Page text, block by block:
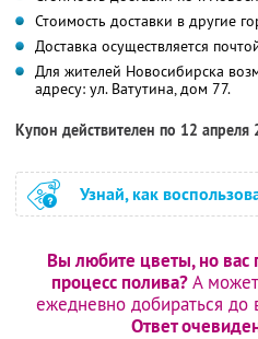
Стоимость доставки в другие
Доставка осуществляется
Для жителей Новосибирска
адресу: ул. Ватутина, дом 77.
Купон действителен по 12 апреля
Узнай, как
Вы любите цветы, но вас
процесс полива?А
ежедневно добираться до
Ответ